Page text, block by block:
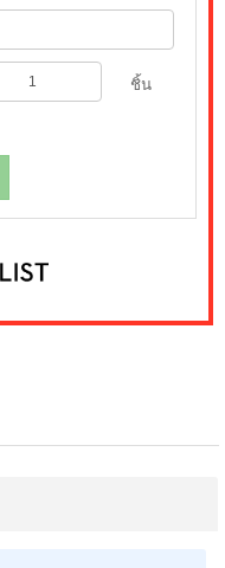
ชิ้น